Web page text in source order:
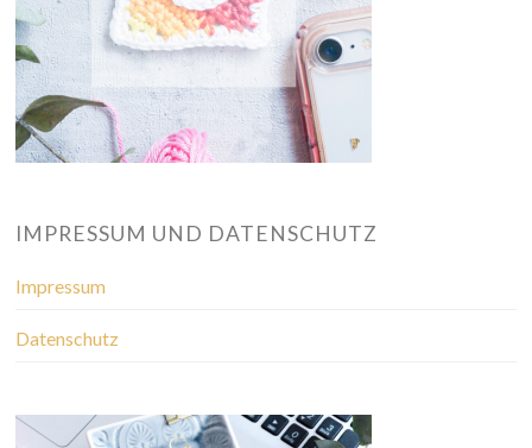
IMPRESSUM UND DATENSCHUTZ
Impressum
Datenschutz